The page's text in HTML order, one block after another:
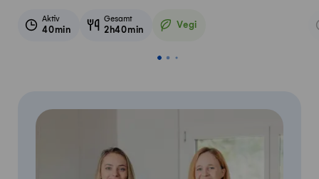
Aktiv
40min
Gesamt
2h40min Vegi
Vegetarisch